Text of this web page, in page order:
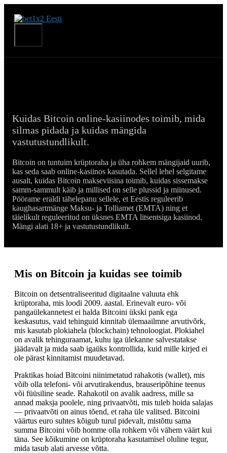
content
Kuidas Bitcoin online-kasiinodes toimib, mida
silmas pidada ja kuidas mängida
vastutustundlikult.
Bitcoin on tuntuim krüptoraha ja üha rohkem mängijaid uurib,
kas seda saab online-kasiinos kasutada. Sellel lehel selgitame
ausalt, kuidas Bitcoin makseviisina toimib, kuidas sissemakse
samm-sammult käib ja millised on selle plussid ja miinused.
Pöörame eraldi tähelepanu sellele, et Eestis reguleerib
kaughasartmänge Maksu- ja Tolliamet (EMTA) ning et
täielikult reguleeritud on üksnes EMTA litsentsiga kasiinod.
Mängi alati 18+ ja vastutustundlikult.
Mis on Bitcoin ja kuidas see toimib
Bitcoin on detsentraliseeritud digitaalne valuuta ehk
krüptoraha, mis loodi 2009. aastal. Erinevalt euro- või
pangaülekannetest ei halda Bitcoini ükski pank ega
keskasutus, vaid tehinguid kinnitab ülemaailmne arvutivõrk,
mis kasutab plokiahela (blockchain) tehnoloogiat. Plokiahel
on avalik tehinguraamat, kuhu iga ülekanne salvestatakse
jäädavalt ja mida saab igaüks kontrollida, kuid mille kirjed ei
ole pärast kinnitamist muudetavad.
Praktikas hoiad Bitcoini niinimetatud rahakotis (wallet), mis
võib olla telefoni- või arvutirakendus, brauseripõhine teenus
või füüsiline seade. Rahakotil on avalik aadress, mille sa
annad maksja poolele, ning privaatvõti, mis tuleb hoida salajas
— privaatvõti on ainus tõend, et raha üle valitsed. Bitcoini
väärtus euro suhtes kõigub turul pidevalt, mistõttu sama
summa Bitcoini võib homme olla rohkem või vähem väärt kui
täna. See kõikumine on krüptoraha kasutamisel oluline tegur,
mida tasub alati arvesse võtta.